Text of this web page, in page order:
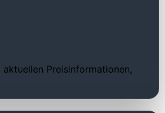
Preisinformationen,